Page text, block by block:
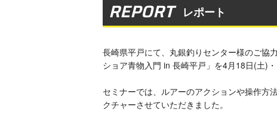
REPORT レポート
長崎県平戸にて、丸銀釣りセンター様のご協
ショア青物入門 in 長崎平戸」を4月18日(土)
セミナーでは、ルアーのアクションや操作方
クチャーさせていただきました。